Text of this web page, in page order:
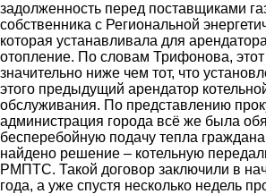
задолженность перед поставщиками
собственника с Региональной
которая устанавливала для
отопление. По словам Трифонова,
значительно ниже чем тот, что
этого предыдущий арендатор
обслуживания. По представлению
администрация города всё же была
бесперебойную подачу тепла
найдено решение – котельную
РМПТС. Такой договор заключили в
года, а уже спустя несколько недель